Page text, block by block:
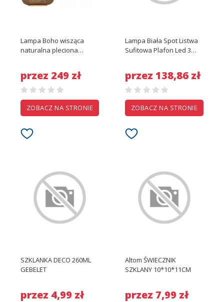
Lampa Boho wisząca
naturalna pleciona
przez 249 zł
ZOBACZ NA STRONIE
Lampa Biała Spot Listwa
Sufitowa Plafon Led 3
przez 138,86 zł
ZOBACZ NA STRONIE
SZKLANKA DECO 260ML
GEBELET
przez 4,99 zł
Altom ŚWIECZNIK
SZKLANY 10*10*11CM
przez 7,99 zł